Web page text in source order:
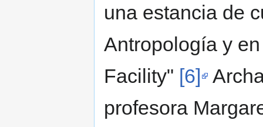
una estancia de
Antropología y
Facility" [6]
profesora